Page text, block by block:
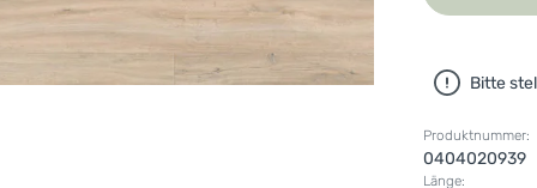
Bitte
Produktnummer:
0404020939
Länge: